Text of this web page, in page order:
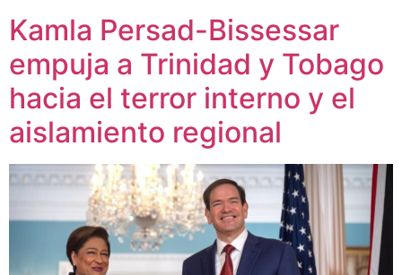
Kamla Persad-Bissessar
empuja a Trinidad y Tobago
hacia el terror interno y el
aislamiento regional